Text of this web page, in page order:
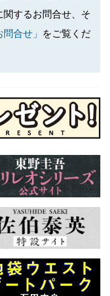
するお問合せ、そ
合せ」
をご覧くだ